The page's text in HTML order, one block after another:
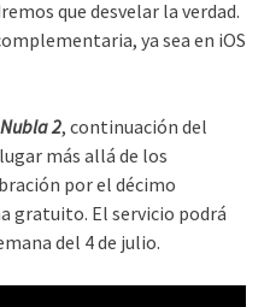
que desvelar la verdad.
ya sea en iOS
Nubla 2, continuación del
más allá de los
por el décimo
gratuito. El servicio podrá
del 4 de julio.